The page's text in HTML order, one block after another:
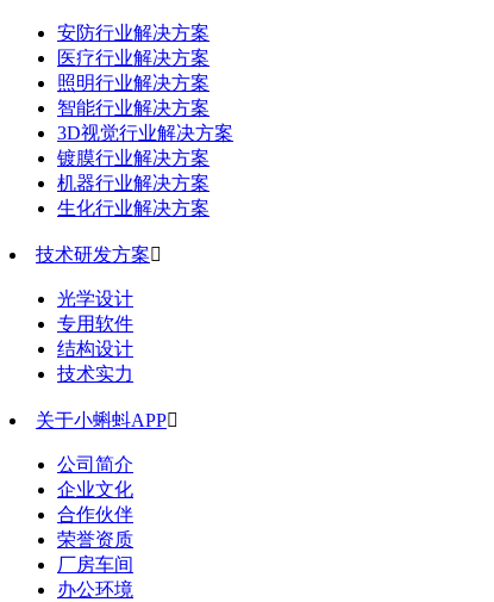
安防行业解决方案
医疗行业解决方案
照明行业解决方案
智能行业解决方案
3D视觉行业解决方案
镀膜行业解决方案
机器行业解决方案
生化行业解决方案
技术研发方案
光学设计
专用软件
结构设计
技术实力
关于小蝌蚪APP
公司简介
企业文化
合作伙伴
荣誉资质
厂房车间
办公环境